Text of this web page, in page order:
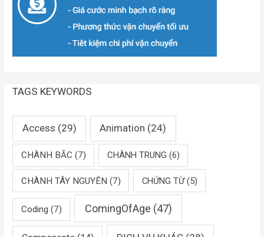
TAGS KEYWORDS
Access (29) Animation (24)
CHÀNH BẮC (7) CHÀNH TRUNG (6)
CHÀNH TÂY NGUYÊN (7) CHỨNG TỪ(5)
Coding (7) ComingOfAge (47)